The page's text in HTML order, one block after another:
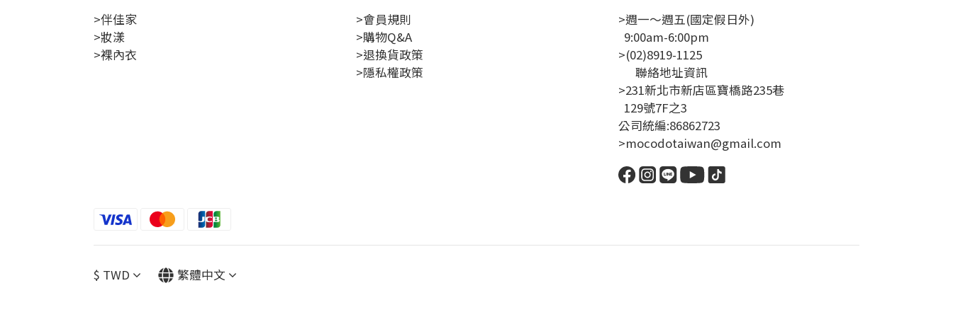
>伴佳家
>妝漾
>裸內衣
>會員規則
>購物Q&A
>退換貨政策
>隱私權政策
>週一～週五(國定假日外)
9:00am-6:00pm
>(02)8919-1125
聯絡地址資訊
>231新北市新店區寶橋路235巷
129號7F之3
公司統編:86862723
>mocodotaiwan@gmail.com
$ TWD 繁體中文